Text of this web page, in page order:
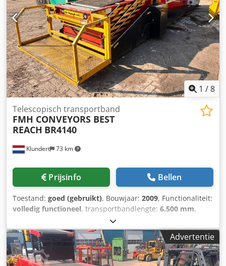
voorbeelden, geen originele afbeeldingen*
1 /8
Klundert 73 km
Telescopisch transportband
FMH CONVEYORS BEST
REACH BR4140
Prijsinfo Bellen
Toestand: goed (gebruikt), Bouwjaar: 2009, Functionaliteit:
volledig functioneel, transportbandlengte: 6.500 mm,
800 mm
ingangsspanning:380 V, MACHINE: Telescopic Boom
Conveyor BRAND: FMH Conveyors. Best Reach TYPE:
BR4140 Dsdpfx Aiswhc Ugjfokr YEAR: 2009 LENGTH
RETRACTED: 6.5m LENGTH EXTENDED: 21.5m
Advertentie